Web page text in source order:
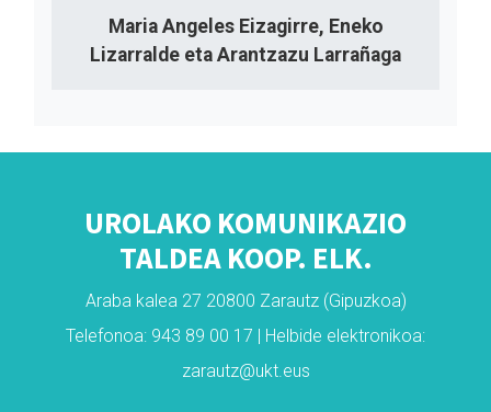
Maria Angeles Eizagirre, Eneko
Lizarralde eta Arantzazu Larrañaga
UROLAKO KOMUNIKAZIO
TALDEA KOOP. ELK.
Araba kalea 27 20800 Zarautz (Gipuzkoa)
Telefonoa: 943 89 00 17 | Helbide elektronikoa:
zarautz@ukt.eus